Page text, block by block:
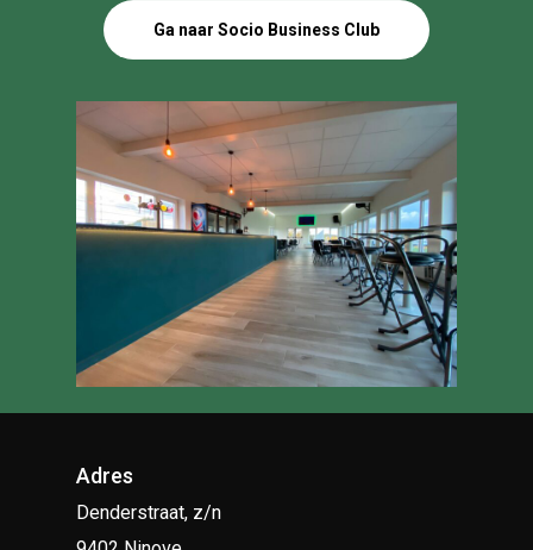
Ga naar Socio Business Club
Adres
Denderstraat, z/n